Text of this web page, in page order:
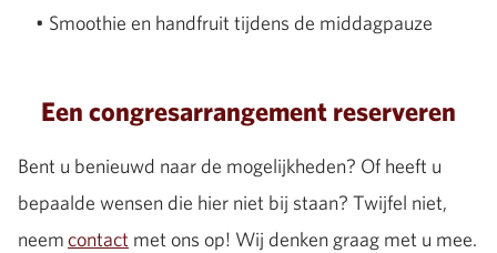
• Smoothie en handfruit tijdens de middagpauze
Een congresarrangement reserveren
Bent u benieuwd naar de mogelijkheden? Of heeft u
bepaalde wensen die hier niet bij staan? Twijfel niet,
neemcontact met ons op! Wij denken graag met u mee.